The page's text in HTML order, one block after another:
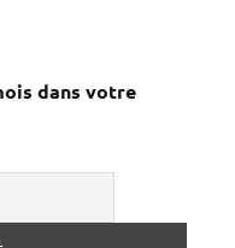
dans votre